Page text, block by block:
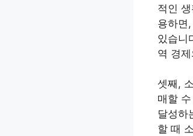
적인
용하면
있습니
역 경
셋째,
매할
달성하
할 때